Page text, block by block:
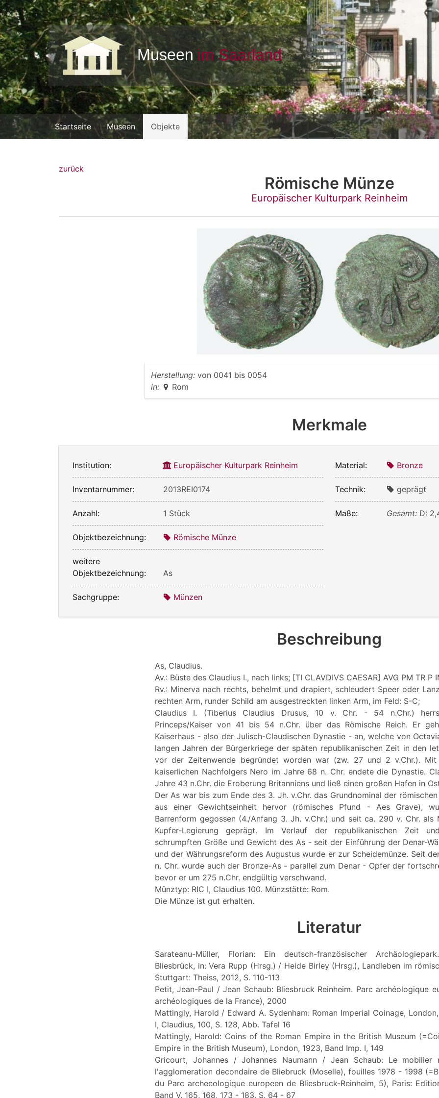
Startseite Museen Objekte
zurück
Römische Münze
Europäischer Kulturpark Reinheim
Herstellung: von 0041 bis 0054
in:
Rom
Merkmale
Institution: Europäischer Kulturpark Reinheim
Inventarnummer: 2013REI0174
Anzahl: 1 Stück
Objektbezeichnung: Römische Münze
weitere
Objektbezeichnung:
As
Sachgruppe: Münzen
Material: Bronze
Technik: geprägt
Maße: Gesamt: D:
Beschreibung
As, Claudius.
Av.: Büste des Claudius I., nach links; [TI CLAVDIVS CAESAR] AVG PM TR P
Rv.: Minerva nach rechts, behelmt und drapiert, schleudert Speer oder
rechten Arm, runder Schild am ausgestreckten linken Arm, im Feld: S-C;
Claudius I. (Tiberius Claudius Drusus, 10 v. Chr. - 54 n.Chr.)
Princeps/Kaiser von 41 bis 54 n.Chr. über das Römische Reich. Er
Kaiserhaus - also der Julisch-Claudischen Dynastie - an, welche von
langen Jahren der Bürgerkriege der späten republikanischen Zeit in den
vor der Zeitenwende begründet worden war (zw. 27 und 2 v.Chr.).
kaiserlichen Nachfolgers Nero im Jahre 68 n. Chr. endete die Dynastie.
Jahre 43 n.Chr. die Eroberung Britanniens und ließ einen großen Hafen in
Der As war bis zum Ende des 3. Jh. v.Chr. das Grundnominal der
aus einer Gewichtseinheit hervor (römisches Pfund - Aes Grave),
Barrenform gegossen (4./Anfang 3. Jh. v.Chr.) und seit ca. 290 v. Chr. als
Kupfer-Legierung geprägt. Im Verlauf der republikanischen Zeit
schrumpften Größe und Gewicht des As - seit der Einführung der Denar-
und der Währungsreform des Augustus wurde er zur Scheidemünze. Seit
n. Chr. wurde auch der Bronze-As - parallel zum Denar - Opfer der
bevor er um 275 n.Chr. endgültig verschwand.
Münztyp: RIC I, Claudius 100. Münzstätte: Rom.
Die Münze ist gut erhalten.
Literatur
Sarateanu-Müller, Florian: Ein deutsch-französischer
Bliesbrück, in: Vera Rupp (Hrsg.) / Heide Birley (Hrsg.), Landleben im
Stuttgart: Theiss, 2012, S. 110-113
Petit, Jean-Paul / Jean Schaub: Bliesbruck Reinheim. Parc archéologique
archéologiques de la France), 2000
Mattingly, Harold / Edward A. Sydenham: Roman Imperial Coinage,
I, Claudius, 100, S. 128, Abb. Tafel 16
Mattingly, Harold: Coins of the Roman Empire in the British Museum
Empire in the British Museum), London, 1923, Band Imp. I, 149
Gricourt, Johannes / Johannes Naumann / Jean Schaub: Le mobilier
l'agglomeration decondaire de Bliebruck (Moselle), fouilles 1978 - 1998
du Parc archeeologique europeen de Bliesbruck-Reinheim, 5), Paris:
Band V, 165, 168, 173 - 183, S. 64 - 67